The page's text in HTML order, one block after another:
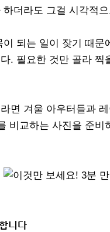
하더라도 그걸 시각적
이 되는 일이 잦기 때
. 필요한 것만 골라
면 겨울 아우터들과
비교하는 사진을 준
니다